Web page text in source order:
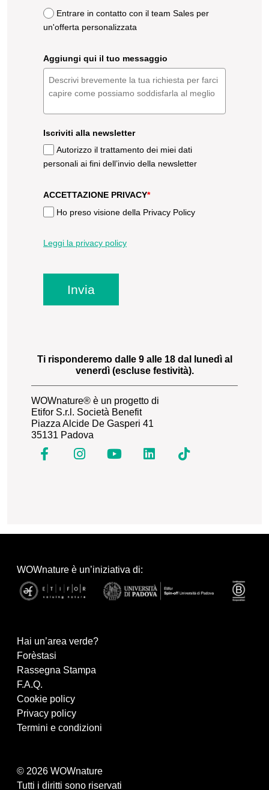
Entrare in contatto con il team Sales per
un'offerta personalizzata
Aggiungi qui il tuo messaggio
Iscriviti alla newsletter
Autorizzo il trattamento dei miei dati
personali ai fini dell’invio della newsletter
ACCETTAZIONE PRIVACY*
Ho preso visione della Privacy Policy
Leggi la privacy policy
Invia
Ti risponderemo dalle 9 alle 18 dal lunedì al
venerdì (escluse festività).
WOWnature® è un progetto di
Etifor S.r.l. Società Benefit
Piazza Alcide De Gasperi 41
35131 Padova
WOWnature è un’iniziativa di:
Hai un’area verde?
Forèstasi
Rassegna Stampa
F.A.Q.
Cookie policy
Privacy policy
Termini e condizioni
© 2026 WOWnature
Tutti i diritti sono riservati